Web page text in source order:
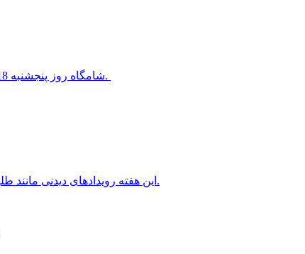
شامگاه روز پنجشنبه 18 تیر 1405 سیاره ناهید در کنار ستاره معروف قلب شیر قرار خواهد گرفت.
این هفته رویدادهای دیدنی مانند طلوع و غروب ماه کامل، سیاره های شامگاهی و صبحگاهی را خواهیم داشت.